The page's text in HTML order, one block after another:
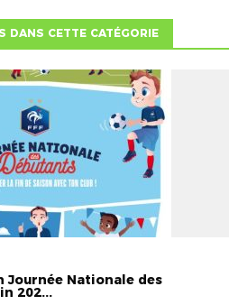
DANS CETTE CATÉGORIE
Nationale des
202...